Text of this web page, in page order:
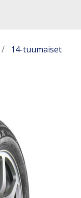
14-tuumaiset